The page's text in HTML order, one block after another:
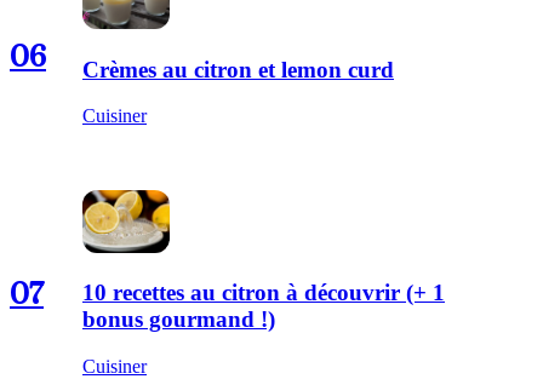
06 Crèmes au citron et lemon curd
Cuisiner
07
10 recettes au citron à découvrir (+ 1
bonus gourmand !)
Cuisiner